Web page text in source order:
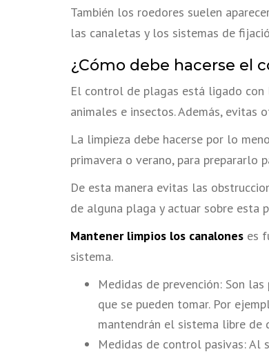
También los roedores suelen
las canaletas y los sistemas de
¿Cómo debe hacerse el
El control de plagas está ligado con
animales e insectos. Además, evitas
La limpieza debe hacerse por lo
primavera o verano, para prepararlo
De esta manera evitas las
de alguna plaga y actuar sobre esta
Mantener limpios los canalones es
sistema.
Medidas de prevención: Son
que se pueden tomar. Por
mantendrán el sistema libre de
Medidas de control pasivas: Al